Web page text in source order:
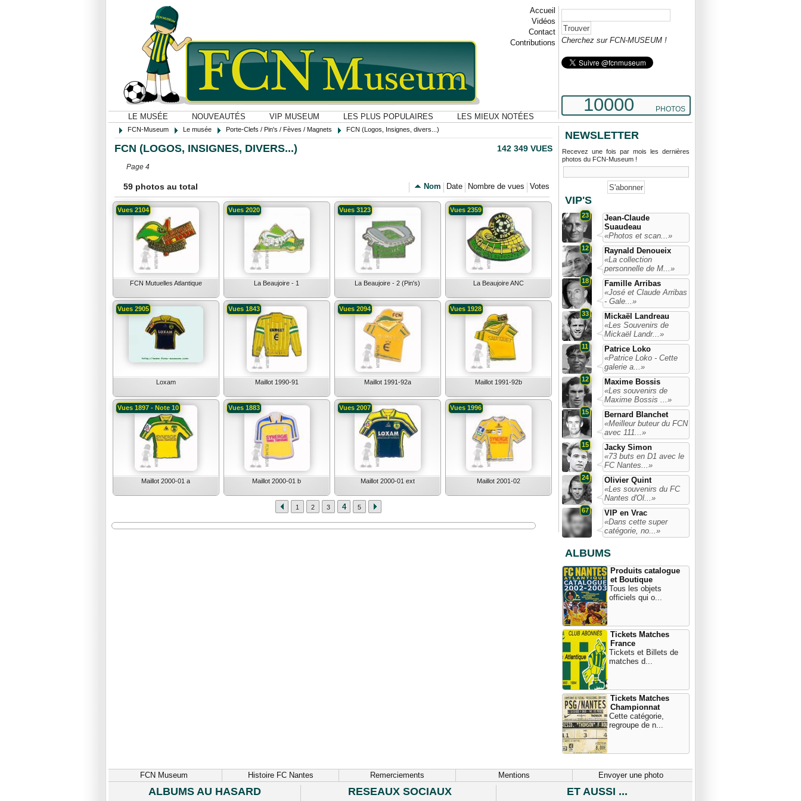
Accueil
Vidéos
Contact
Contributions
LE MUSÉE NOUVEAUTÉS VIP MUSEUM LES PLUS POPULAIRES LES MIEUX NOTÉES
Cherchez sur FCN-MUSEUM !
10000 PHOTOS
FCN-Museum Le musée Porte-Clefs / Pin's / Fèves / Magnets FCN (Logos, Insignes, divers...)
FCN (LOGOS, INSIGNES, DIVERS...) 142 349 VUES
Page 4
59 photos au total Votes
Nombre de vues
Date
Nom
FCN Mutuelles Atlantique
Vues 2104
La Beaujoire - 1
Vues 2020
La Beaujoire - 2 (Pin's)
Vues 3123
La Beaujoire ANC
Vues 2359
Loxam
Vues 2905
Maillot 1990-91
Vues 1843
Maillot 1991-92a
Vues 2094
Maillot 1991-92b
Vues 1928
Maillot 2000-01 a
Vues 1897 - Note 10
Maillot 2000-01 b
Vues 1883
Maillot 2000-01 ext
Vues 2007
Maillot 2001-02
Vues 1996
1 2 3 4 5
NEWSLETTER
Recevez une fois par mois les dernières
photos du FCN-Museum !
VIP'S
23
Jean-Claude
Suaudeau
«Photos et scan...»
12
Raynald Denoueix
«La collection
personnelle de M...»
18
Famille Arribas
«José et Claude Arribas
- Gale...»
33
Mickaël Landreau
«Les Souvenirs de
Mickaël Landr...»
11
Patrice Loko
«Patrice Loko - Cette
galerie a...»
12
Maxime Bossis
«Les souvenirs de
Maxime Bossis ...»
15
Bernard Blanchet
«Meilleur buteur du FCN
avec 111...»
15
Jacky Simon
«73 buts en D1 avec le
FC Nantes...»
24
Olivier Quint
«Les souvenirs du FC
Nantes d'Ol...»
67
VIP en Vrac
«Dans cette super
catégorie, no...»
ALBUMS
Produits catalogue
et Boutique
Tous les objets
officiels qui o...
Tickets Matches
France
Tickets et Billets de
matches d...
Tickets Matches
Championnat
Cette catégorie,
regroupe de n...
FCN Museum Histoire FC Nantes Remerciements Mentions Envoyer une photo
ALBUMS AU HASARD RESEAUX SOCIAUX ET AUSSI ...